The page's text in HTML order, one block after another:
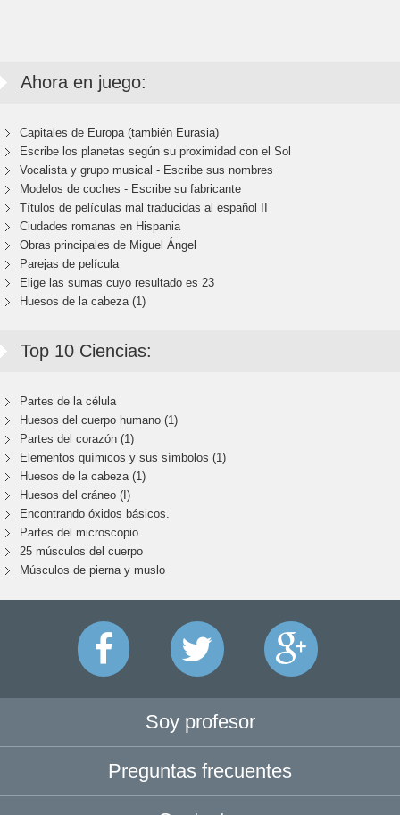
Ahora en juego:
Capitales de Europa (también Eurasia)
Escribe los planetas según su proximidad con el Sol
Vocalista y grupo musical - Escribe sus nombres
Modelos de coches - Escribe su fabricante
Títulos de películas mal traducidas al español II
Ciudades romanas en Hispania
Obras principales de Miguel Ángel
Parejas de película
Elige las sumas cuyo resultado es 23
Huesos de la cabeza (1)
Top 10 Ciencias:
Partes de la célula
Huesos del cuerpo humano (1)
Partes del corazón (1)
Elementos químicos y sus símbolos (1)
Huesos de la cabeza (1)
Huesos del cráneo (I)
Encontrando óxidos básicos.
Partes del microscopio
25 músculos del cuerpo
Músculos de pierna y muslo
Soy profesor
Preguntas frecuentes